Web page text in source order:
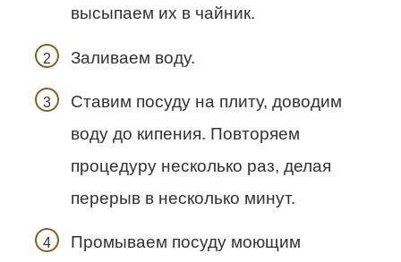
высыпаем их в чайник.
Заливаем воду.
Ставим посуду на плиту, доводим
воду до кипения. Повторяем
процедуру несколько раз, делая
перерыв в несколько минут.
Промываем посуду моющим